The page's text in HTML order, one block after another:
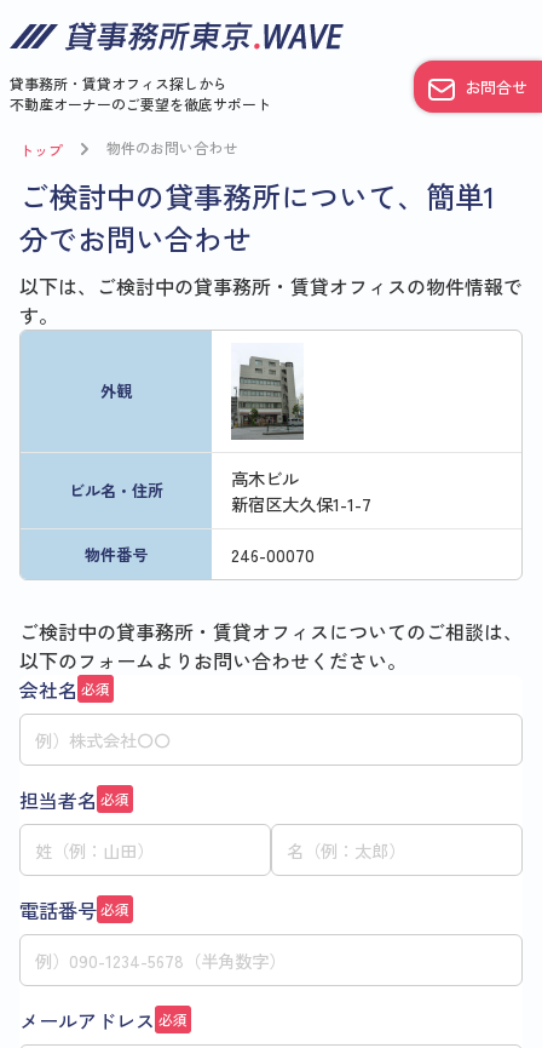
貸事務所・賃貸オフィス探しから
不動産オーナーのご要望を徹底サポート
お問合せ
トップ 物件のお問い合わせ
ご検討中の貸事務所について、簡単1
分でお問い合わせ
以下は、ご検討中の貸事務所・賃貸オフィスの物件情報で
す。
外観
ビル名・住所
高木ビル
新宿区大久保1-1-7
物件番号 246-00070
ご検討中の貸事務所・賃貸オフィスについてのご相談は、
以下のフォームよりお問い合わせください。
会社名 必須
担当者名 必須
電話番号必須
メールアドレス 必須